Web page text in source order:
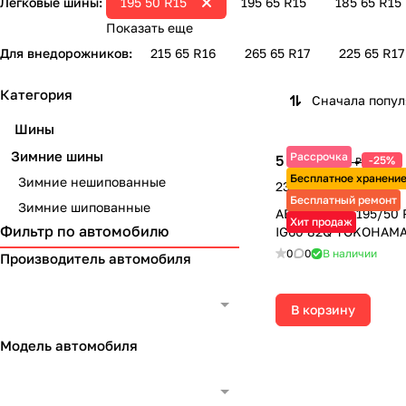
Показать еще
Для внедорожников:
215 65 R16 265 65 R17 225 65 R17
Сначала
Рассрочка
Бесплатное хранение
Бесплатный ремонт
Хит продаж
5 845 ₽7 790 ₽ -25%
23 380 ₽ за 4 шт.
АВТОШИНЫ 195/50
IG60 82Q
0 0 В наличии
В корзину
Категория
Шины
Зимние шины
Зимние нешипованные
Зимние шипованные
Фильтр по автомобилю
Производитель автомобиля
Модель автомобиля